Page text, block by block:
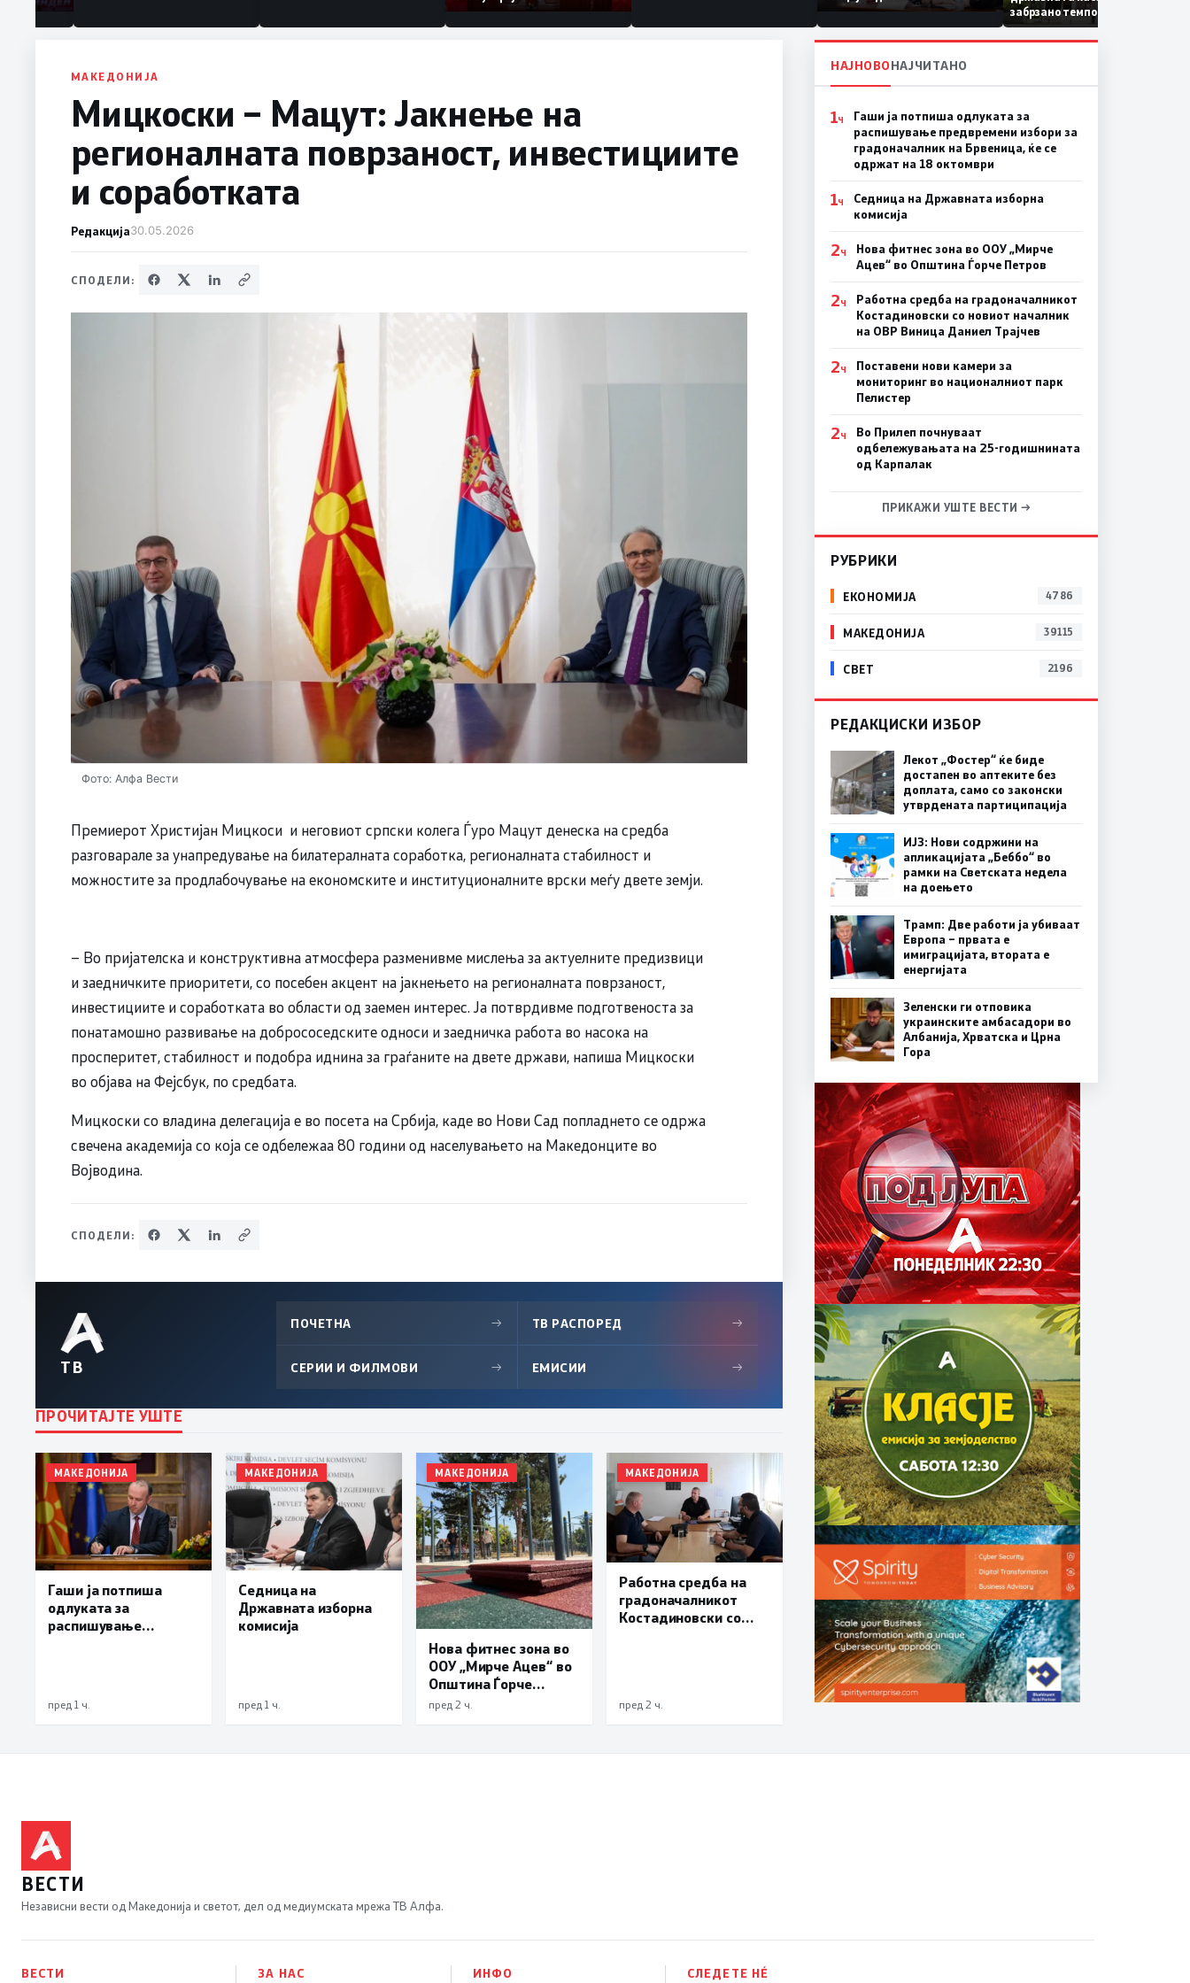
Коридор 8, Македонија
станува раскрсница на
Балканот
забрзано темпо
МАКЕДОНИЈА
Мицкоски – Мацут: Јакнење на
регионалната поврзаност, инвестициите
и соработката
Редакција30.05.2026
СПОДЕЛИ:
Фото: Алфа Вести
Премиерот Христијан Мицкоси и неговиот српски колега Ѓуро Мацут денеска на средба
разговарале за унапредување на билатералната соработка, регионалната стабилност и
можностите за продлабочување на економските и институционалните врски меѓу двете земји.
– Во пријателска и конструктивна атмосфера разменивме мислења за актуелните предизвици
и заедничките приоритети, со посебен акцент на јакнењето на регионалната поврзаност,
инвестициите и соработката во области од заемен интерес. Ја потврдивме подготвеноста за
понатамошно развивање на добрососедските односи и заедничка работа во насока на
просперитет, стабилност и подобра иднина за граѓаните на двете држави, напиша Мицкоски
во објава на Фејсбук, по средбата.
Мицкоски со владина делегација е во посета на Србија, каде во Нови Сад попладнето се одржа
свечена академија со која се одбележаа 80 години од населувањето на Македонците во
Војводина.
СПОДЕЛИ:
ТВ
ПОЧЕТНА → ТВ РАСПОРЕД →
СЕРИИ И ФИЛМОВИ → ЕМИСИИ →
ПРОЧИТАЈТЕ УШТЕ
МАКЕДОНИЈА
Гаши ја потпиша
одлуката за
распишување
октомври
пред 1 ч.
МАКЕДОНИЈА
Седница на
Државната изборна
комисија
пред 1 ч.
МАКЕДОНИЈА
Нова фитнес зона во
ООУ „Мирче Ацев“ во
Општина Ѓорче
Петров
пред 2 ч.
МАКЕДОНИЈА
Работна средба на
градоначалникот
Костадиновски со
пред 2 ч.
НАЈНОВОНАЈЧИТАНО
1Ч
Гаши ја потпиша одлуката за
распишување предвремени избори за
градоначалник на Брвеница, ќе се
одржат на 18 октомври
1Ч
Седница на Државната изборна
комисија
2Ч
Нова фитнес зона во ООУ „Мирче
Ацев“ во Општина Ѓорче Петров
2Ч
Работна средба на градоначалникот
Костадиновски со новиот началник
на ОВР Виница Даниел Трајчев
2Ч
Поставени нови камери за
мониторинг во националниот парк
Пелистер
2Ч
Во Прилеп почнуваат
одбележувањата на 25-годишнината
од Карпалак
ПРИКАЖИ УШТЕ ВЕСТИ →
РУБРИКИ
ЕКОНОМИЈА 4786
МАКЕДОНИЈА 39115
СВЕТ 2196
РЕДАКЦИСКИ ИЗБОР
Лекот „Фостер“ ќе биде
достапен во аптеките без
доплата, само со законски
утврдената партиципација
ИЈЗ: Нови содржини на
апликацијата „Беббо“ во
рамки на Светската недела
на доењето
Трамп: Две работи ја убиваат
Европа – првата е
имиграцијата, втората е
енергијата
Зеленски ги отповика
украинските амбасадори во
Албанија, Хрватска и Црна
Гора
ВЕСТИ
Независни вести од Македонија и светот, дел од медиумската мрежа ТВ Алфа.
ВЕСТИ ЗА НАС ИНФО СЛЕДЕТЕ НÉ